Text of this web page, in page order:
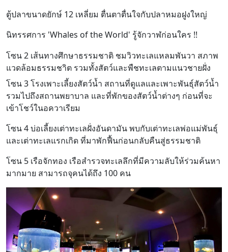
ตู้ปลาขนาดยักษ์ 12 เหลี่ยม ตื่นตาตื่นใจกับปลาหมอฝูงใหญ่
นิทรรศการ 'Whales of the World' รู้จักวาฬก่อนใคร !!
โซน 2 เส้นทางศึกษาธรรมชาติ ชมวิวทะเลแหลมพันวา สภาพ
แวดล้อมธรรมชาิต รวมทั้งสัตว์และพืชทะเลตามแนวชายฝั่ง
โซน 3 โรงเพาะเลี้ยงสัตว์น้ำ สถานที่ดูแลและเพาะพันธุ์สัตว์น้ำ
รวมไปถึงสถานพยาบาล และที่พักของสัตว์น้ำต่างๆ ก่อนที่จะ
เข้าโชว์ในอควาเรียม
โซน 4 บ่อเลี้ยงเต่าทะเลฝั่งอันดามัน พบกับเต่าทะเลพ่อแม่พันธุ์
และเต่าทะเลแรกเกิด ที่มาพักฟื้นก่อนกลับคืนสู่ธรรมชาติ
โซน 5 เรือจักทอง เรือสำรวจทะเลลึกที่มีความลับให้ร่วมค้นหา
มากมาย สามารถจุคนได้ถึง 100 คน